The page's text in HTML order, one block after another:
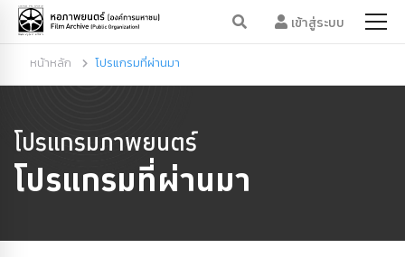
เข้าสู่ระบบ
หน้าหลัก โปรแกรมที่ผ่านมา
โปรแกรมภาพยนตร์
โปรแกรมที่ผ่านมา